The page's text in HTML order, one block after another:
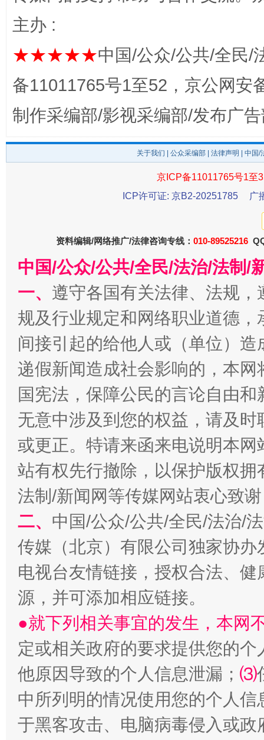
千年窑火 生生不息
揭开“小金库”的免责幌子
受贿1.44亿！段成刚被判无期
主办 :
★★★★★中国/公众/公共/全民/
备11011765号1至52，京公网安
制作采编部/影视采编部/发布广
关于我们 公众采编部 法律声明 | 中国
京ICP备11011765号1至
ICP许可证: 京B2-20251785
广
资料编辑/网络推广/法律咨询专线： 010-89525216
中国/公众/公共/全民/法治/法制/
一、 遵守各国有关法律、法规
规及行业规定和网络职业道德
间接引起的给他人或（单位）
递假新闻造成社会影响的，本
国宪法，保障公民的言论自由
无意中涉及到您的权益，请及
或更正。特请来函来电说明本
站有权先行撤除，以保护版权
法制/新闻网等传媒网站衷心致
二、 中国/公众/公共/全民/法治/
传媒（北京）有限公司独家协
电视台友情链接，授权合法、
源，并可添加相应链接。
●就下列相关事宜的发生，本网
定或相关政府的要求提供您的个
他原因导致的个人信息泄漏； ⑶
中所列明的情况使用您的个人
于黑客攻击、电脑病毒侵入或